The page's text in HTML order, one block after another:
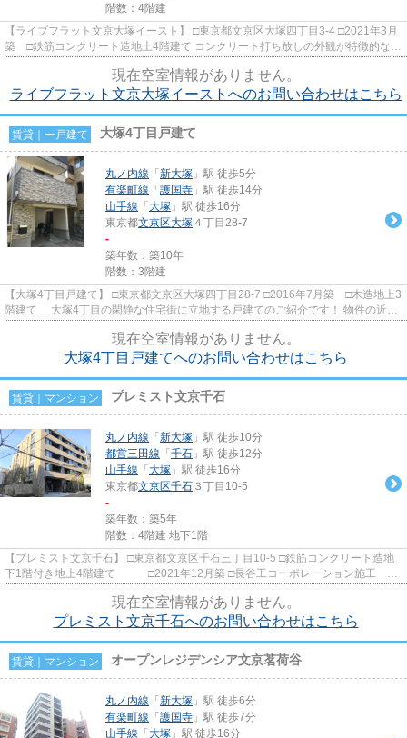
階数：4階建
【ライブフラット文京大塚イースト】 □東京都文京区大塚四丁目3-4 □2021年3月
築 □鉄筋コンクリート造地上4階建て コンクリート打ち放しの外観が特徴的なデ
現在空室情報がありません。
ライブフラット文京大塚イーストへのお問い合わせはこちら
賃貸｜一戸建て 大塚4丁目戸建て
丸ノ内線 「 新大塚 」駅 徒歩5分
有楽町線 「 護国寺 」駅 徒歩14分
山手線 「 大塚 」駅 徒歩16分
東京都文京区大塚 ４丁目28-7
-
築年数：築10年
階数：3階建
【大塚4丁目戸建て】 □東京都文京区大塚四丁目28-7 □2016年7月築 □木造地上3
階建て 大塚4丁目の閑静な住宅街に立地する戸建てのご紹介です！ 物件の近く
現在空室情報がありません。
大塚4丁目戸建てへのお問い合わせはこちら
賃貸｜マンション プレミスト文京千石
丸ノ内線 「 新大塚 」駅 徒歩10分
都営三田線 「 千石 」駅 徒歩12分
山手線 「 大塚 」駅 徒歩16分
東京都文京区千石 ３丁目10-5
-
築年数：築5年
階数：4階建 地下1階
【プレミスト文京千石】 □東京都文京区千石三丁目10-5 □鉄筋コンクリート造地
下1階付き地上4階建て □2021年12月築 □長谷工コーポレーション施工
現在空室情報がありません。
プレミスト文京千石へのお問い合わせはこちら
賃貸｜マンション オープンレジデンシア文京茗荷谷
丸ノ内線 「 新大塚 」駅 徒歩6分
有楽町線 「 護国寺 」駅 徒歩7分
山手線 「 大塚 」駅 徒歩16分